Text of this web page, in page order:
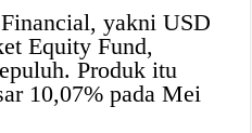
yakni USD
Equity Fund,
Produk itu
10,07% pada Mei